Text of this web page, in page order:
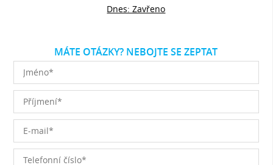
Dnes: Zavřeno
MÁTE OTÁZKY? NEBOJTE SE ZEPTAT